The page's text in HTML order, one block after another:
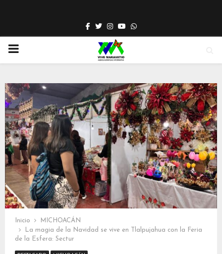
Facebook
TwitterInstagram
YoutubeWhatsapp
PRIMARY
Inicio
MICHOACÁN
La magia de la Navidad se vive en Tlalpujahua con la Feria
de la Esfera: Sectur